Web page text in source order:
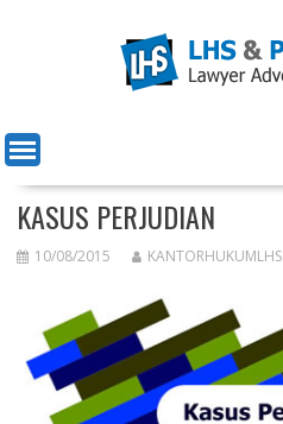
KASUS PERJUDIAN
10/08/2015 KANTORHUKUMLHS